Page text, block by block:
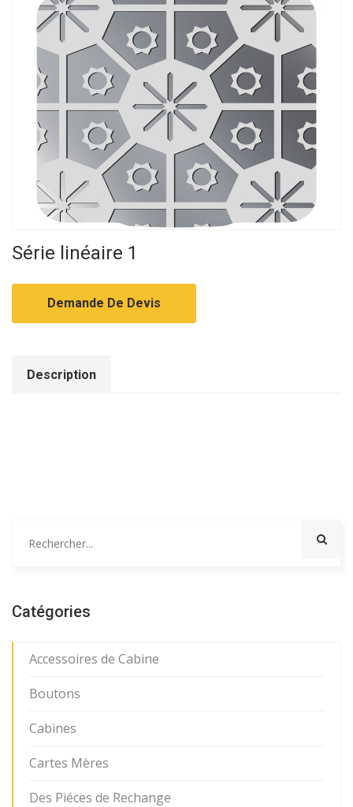
Série linéaire 1
Demande De Devis
Description
Catégories
Accessoires de Cabine
Boutons
Cabines
Cartes Mères
Des Piéces de Rechange